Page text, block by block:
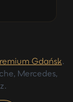
Gdańsk.
Mercedes,